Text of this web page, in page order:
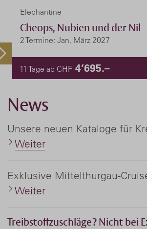
Elephantine
Cheops, Nubien und der Nil
2 Termine: Jan, März 2027
11 Tage ab CHF4’695.–
News
Weiter
Weiter
Treibstoffzuschläge? Nicht bei